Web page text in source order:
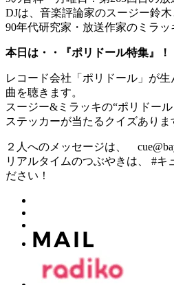
DJは、音楽評論家のスージー鈴木
90年代研究家・放送作家のミラッ
本日は・・『ポリドール特集』！
レコード会社「ポリドール」が
曲を聴きます。
スージー&ミラッキの“ポリドー
ステッカーが当たるクイズありま
２人へのメッセージは、
リアルタイムのつぶやきは、 #
ださい！